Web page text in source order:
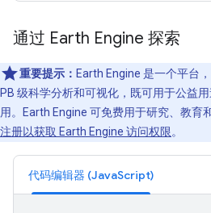
通过 Earth Engine 探索
重要提示： Earth Engine 是一个平台
PB 级科学分析和可视化，既可用于公益
用。Earth Engine 可免费用于研究、教育
注册以获取 Earth Engine 访问权限。
代码编辑器 (JavaScript)